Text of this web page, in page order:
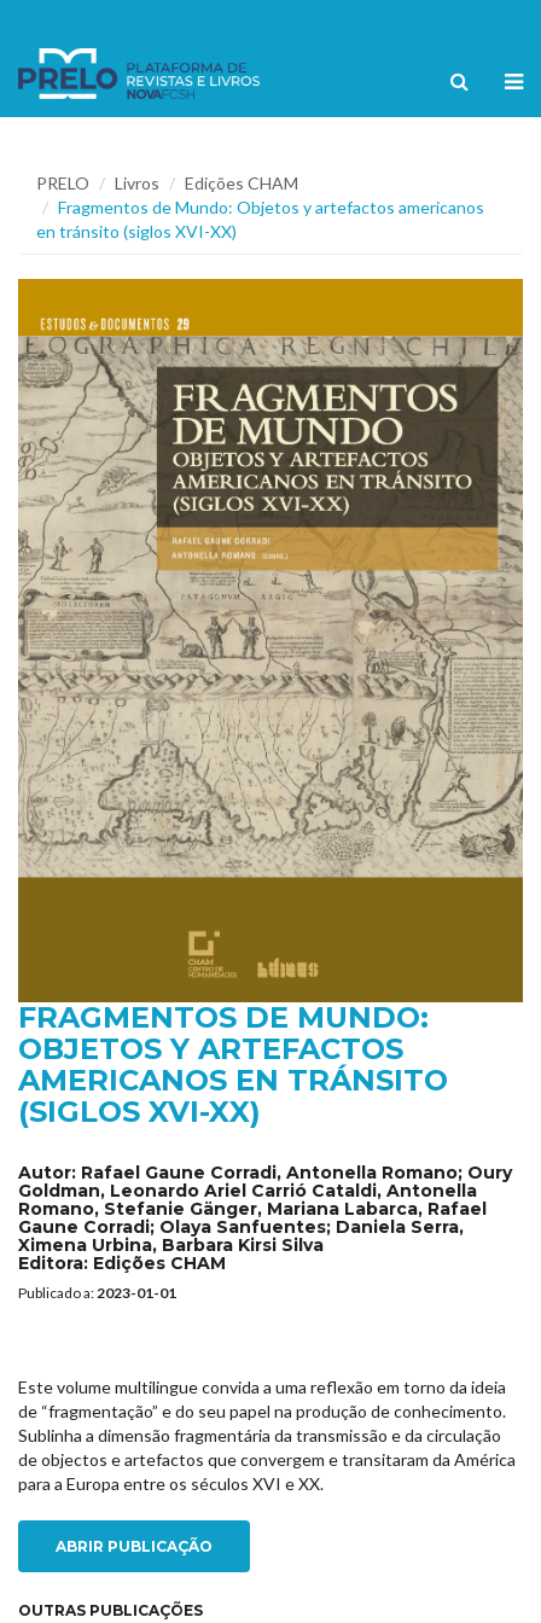
PRELO Livros
Edições CHAM
Fragmentos de Mundo: Objetos y artefactos americanos
en tránsito (siglos XVI-XX)
FRAGMENTOS DE MUNDO:
OBJETOS Y ARTEFACTOS
AMERICANOS EN TRÁNSITO
(SIGLOS XVI-XX)
Autor: Rafael Gaune Corradi, Antonella Romano; Oury
Goldman, Leonardo Ariel Carrió Cataldi, Antonella
Romano, Stefanie Gänger, Mariana Labarca, Rafael
Gaune Corradi; Olaya Sanfuentes; Daniela Serra,
Ximena Urbina, Barbara Kirsi Silva
Editora: Edições CHAM
Publicado a:2023-01-01
Este volume multilingue convida a uma reflexão em torno da ideia
de “fragmentação” e do seu papel na produção de conhecimento.
Sublinha a dimensão fragmentária da transmissão e da circulação
de objectos e artefactos que convergem e transitaram da América
para a Europa entre os séculos XVI e XX.
ABRIR PUBLICAÇÃO
OUTRAS PUBLICAÇÕES